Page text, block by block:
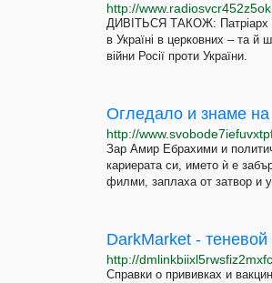
ДИВІТЬСЯ ТАКОЖ: Патріарх
в Україні в церковних – та й
війни Росії проти України.
Зар Амир Ебрахими и
кариерата си, името ѝ е
филми, заплаха от затвор и
DarkMarket -
http://
Справки о прививках и